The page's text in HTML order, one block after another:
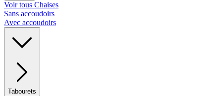
Voir tous Chaises
Sans accoudoirs
Avec accoudoirs
Tabourets